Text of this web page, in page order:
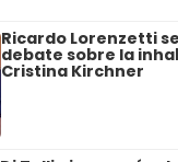
Ricardo Lorenzetti
debate sobre la
Cristina Kirchner